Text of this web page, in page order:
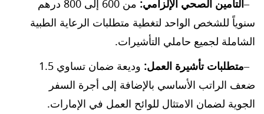
التأمين الصحي الإلزامي:
من 600 إلى 800 درهم
سنوياً للشخص الواحد لتغطية متطلبات الرعاية الطبية
الشاملة لجميع حاملي التأشيرات.
متطلبات تأشيرة العمل:
وديعة ضمان تساوي 1.5
ضعف الراتب الأساسي بالإضافة إلى أجرة السفر
الجوية لضمان الامتثال للوائح العمل في الإمارات.